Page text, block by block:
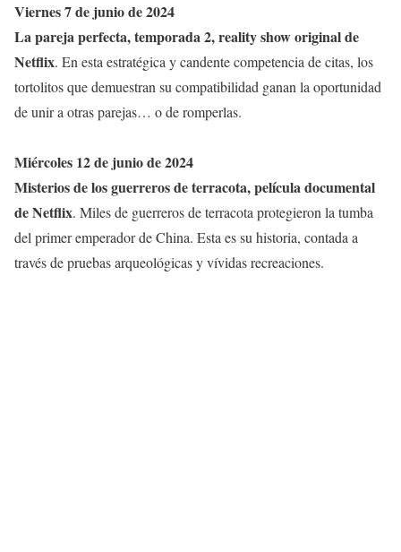
Viernes 7 de junio de 2024
La pareja perfecta, temporada 2, reality show original de
Netflix. En esta estratégica y candente competencia de citas, los
tortolitos que demuestran su compatibilidad ganan la oportunidad
de unir a otras parejas… o de romperlas.
Miércoles 12 de junio de 2024
Misterios de los guerreros de terracota, película documental
de Netflix. Miles de guerreros de terracota protegieron la tumba
del primer emperador de China. Esta es su historia, contada a
través de pruebas arqueológicas y vívidas recreaciones.